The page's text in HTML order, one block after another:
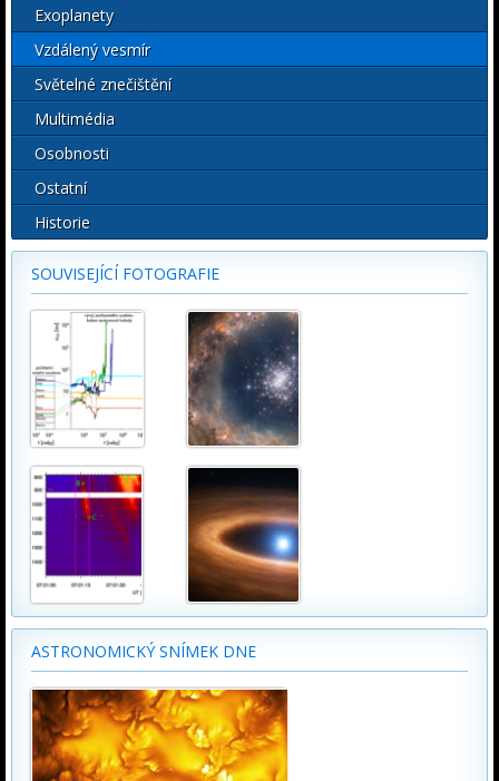
Exoplanety
Vzdálený vesmír
Světelné znečištění
Multimédia
Osobnosti
Ostatní
Historie
SOUVISEJÍCÍ FOTOGRAFIE
ASTRONOMICKÝ SNÍMEK DNE